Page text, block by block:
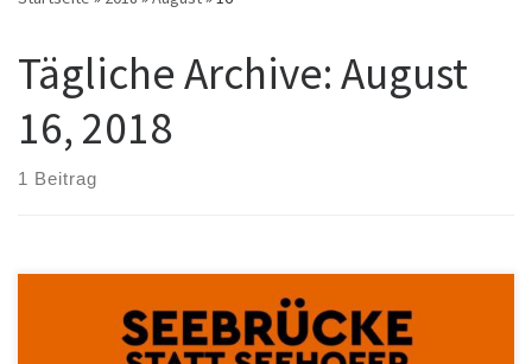
Tägliche Archive:August
16, 2018
1 Beitrag